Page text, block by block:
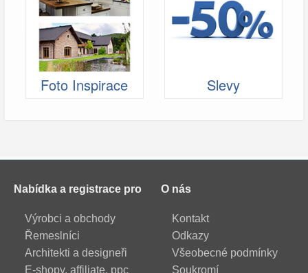
Foto Inspirace Slevy
Nabídka a registrace pro
Výrobci a obchody
Řemeslníci
Architekti a designeři
E-shopy, affiliate, ppc
O nás
Kontakt
Odkazy
Všeobecné podmínky
Soukromí